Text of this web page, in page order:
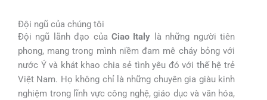
Đội ngũ của chúng tôi
Đội ngũ lãnh đạo của Ciao Italy là những người tiên
phong, mang trong mình niềm đam mê cháy bỏng với
nước Ý và khát khao chia sẻ tình yêu đó với thế hệ trẻ
Việt Nam. Họ không chỉ là những chuyên gia giàu kinh
nghiệm trong lĩnh vực công nghệ, giáo dục và văn hóa,